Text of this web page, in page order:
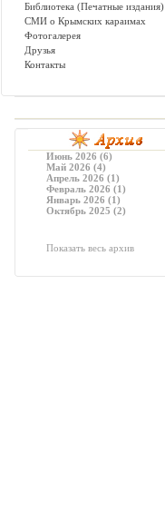
Библиотека (Печатные издания)
СМИ о Крымских караимах
Фотогалерея
Друзья
Контакты
Июнь 2026 (6)
Май 2026 (4)
Апрель 2026 (1)
Февраль 2026 (1)
Январь 2026 (1)
Октябрь 2025 (2)
Показать весь архив